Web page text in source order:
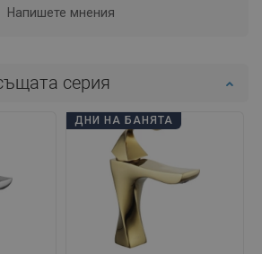
Напишете мнения
серия
ДНИ НА БАНЯТА